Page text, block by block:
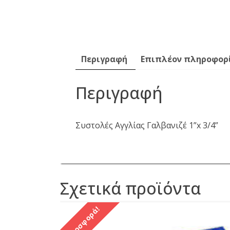
Περιγραφή Επιπλέον
Περιγραφή
Συστολές Αγγλίας Γαλβανιζέ 1”x 3/4”
Σχετικά προϊόντα
Προσφορά!